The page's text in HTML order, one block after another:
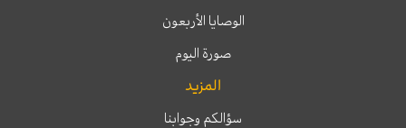
الوصايا الأربعون
صورة اليوم
المزيد
سؤالكم وجوابنا